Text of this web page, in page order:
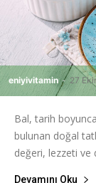
eniyivitamin - 27
Bal, tarih
bulunan doğal
değeri, lezzeti ve
Devamını Oku